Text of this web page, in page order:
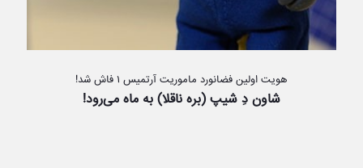
هویت اولین فضانورد ماموریت آرتمیس ۱ فاش شد!
شاون دِ شیپ (بره ناقلا) به ماه می‌رود!